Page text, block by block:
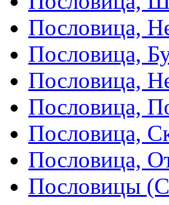
Пословица,
Пословица,
Пословица,
Пословица,
Пословица,
Пословица,
Пословицы